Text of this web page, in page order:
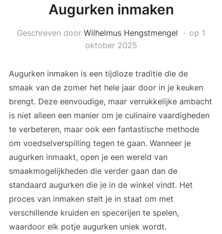
Augurken inmaken
Geschreven door Wilhelmus Hengstmengel op 1
oktober 2025
Augurken inmaken is een tijdloze traditie die de
smaak van de zomer het hele jaar door in je keuken
brengt. Deze eenvoudige, maar verrukkelijke ambacht
is niet alleen een manier om je culinaire vaardigheden
te verbeteren, maar ook een fantastische methode
om voedselverspilling tegen te gaan. Wanneer je
augurken inmaakt, open je een wereld van
smaakmogelijkheden die verder gaan dan de
standaard augurken die je in de winkel vindt. Het
proces van inmaken stelt je in staat om met
verschillende kruiden en specerijen te spelen,
waardoor elk potje augurken uniek wordt.